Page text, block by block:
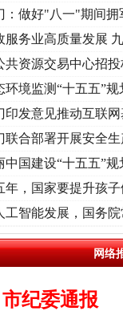
频]牢记初心使命 奋进复兴
：做好"八一"期间
服务业高质量发展
共资源交易中心招
环境监测“十五五”
印发意见推动互联
联合部署开展安全
中国建设“十五五”
年，国家要提升孩
工智能发展，国务
网络
纪委通报